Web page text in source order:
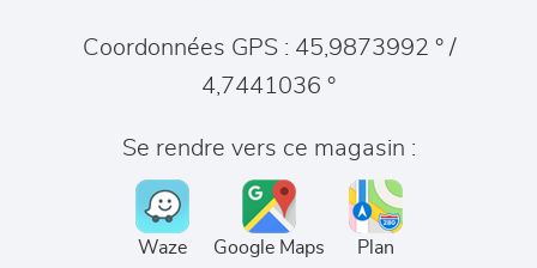
Coordonnées GPS : 45,9873992 ° /
4,7441036 °
Se rendre vers ce magasin :
Waze Google Maps Plan